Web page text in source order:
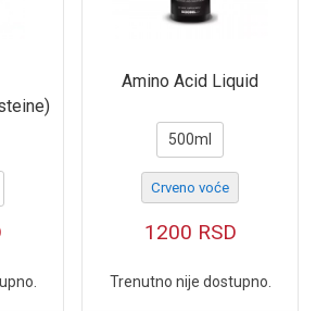
Amino Acid Liquid
500ml
Crveno voće
1200 RSD
Trenutno nije dostupno.